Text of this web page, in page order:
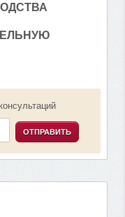
ОТПРАВИТЬ